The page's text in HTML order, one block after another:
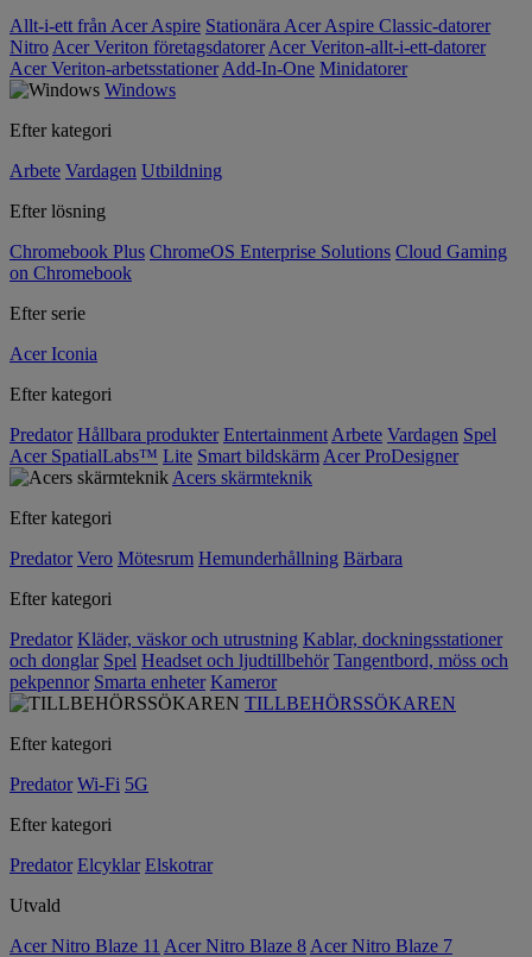
Allt-i-ett från Acer Aspire Stationära Acer Aspire Classic-datorer
Nitro Acer Veriton företagsdatorer Acer Veriton-allt-i-ett-datorer
Acer Veriton-arbetsstationer Add-In-One Minidatorer
Windows
Efter kategori
Arbete Vardagen Utbildning
Efter lösning
Chromebook Plus ChromeOS Enterprise Solutions Cloud Gaming
on Chromebook
Efter serie
Acer Iconia
Efter kategori
Predator Hållbara produkter Entertainment Arbete Vardagen Spel
Acer SpatialLabs™ Lite Smart bildskärm Acer ProDesigner
Acers skärmteknik
Efter kategori
Predator Vero Mötesrum Hemunderhållning Bärbara
Efter kategori
Predator Kläder, väskor och utrustning Kablar, dockningsstationer
och donglar Spel Headset och ljudtillbehör Tangentbord, möss och
pekpennor Smarta enheter Kameror
TILLBEHÖRSSÖKAREN
Efter kategori
Predator Wi-Fi 5G
Efter kategori
Predator Elcyklar Elskotrar
Utvald
Acer Nitro Blaze 11 Acer Nitro Blaze 8 Acer Nitro Blaze 7